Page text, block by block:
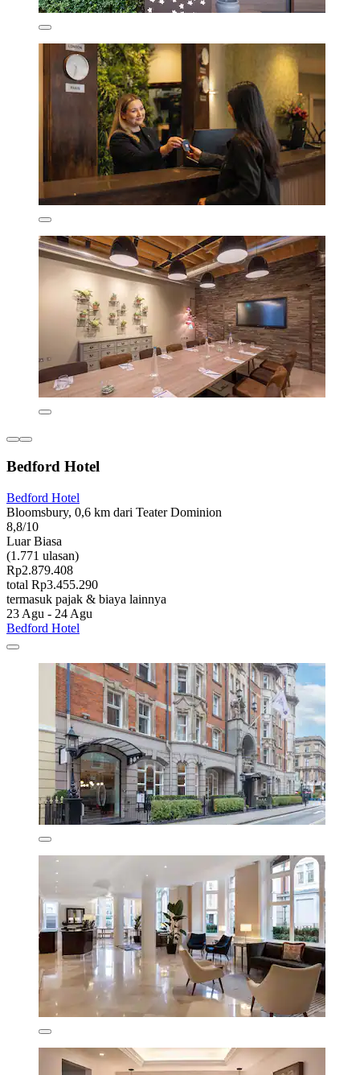
Bedford Hotel
Bedford Hotel
Bloomsbury, 0,6 km dari Teater Dominion
8,8/10
Luar Biasa
(1.771 ulasan)
Rp2.879.408
total Rp3.455.290
termasuk pajak & biaya lainnya
23 Agu - 24 Agu
Bedford Hotel